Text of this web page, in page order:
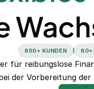
800+ KUNDEN 60+
für reibungslose
der Vorbereitung